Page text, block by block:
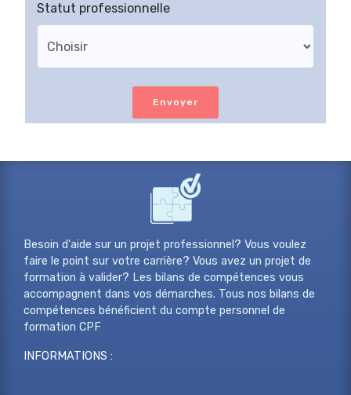
Statut professionnelle
Envoyer
Besoin d'aide sur un projet professionnel? Vous voulez
faire le point sur votre carrière? Vous avez un projet de
formation à valider? Les bilans de compétences vous
accompagnent dans vos démarches. Tous nos bilans de
compétences bénéficient du compte personnel de
formation CPF
INFORMATIONS :